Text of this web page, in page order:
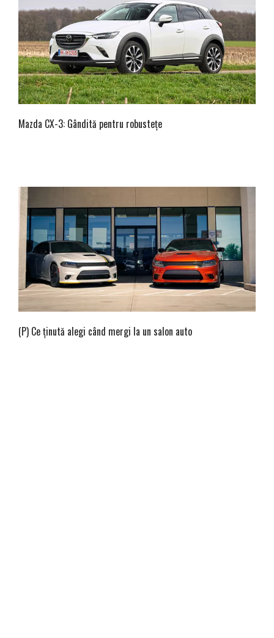
Mazda CX-3: Gândită pentru robustețe
(P) Ce ţinută alegi când mergi la un salon auto